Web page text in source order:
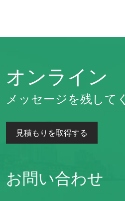
オンライン
メッセージを残して
見積もりを取得する
お問い合わせ